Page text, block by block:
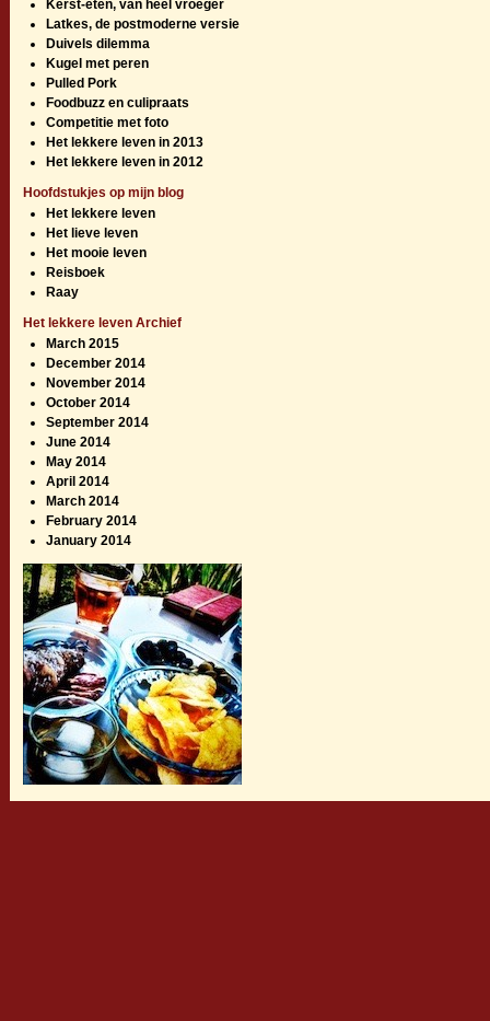
Kerst-eten, van heel vroeger
Latkes, de postmoderne versie
Duivels dilemma
Kugel met peren
Pulled Pork
Foodbuzz en culipraats
Competitie met foto
Het lekkere leven in 2013
Het lekkere leven in 2012
Hoofdstukjes op mijn blog
Het lekkere leven
Het lieve leven
Het mooie leven
Reisboek
Raay
Het lekkere leven Archief
March 2015
December 2014
November 2014
October 2014
September 2014
June 2014
May 2014
April 2014
March 2014
February 2014
January 2014